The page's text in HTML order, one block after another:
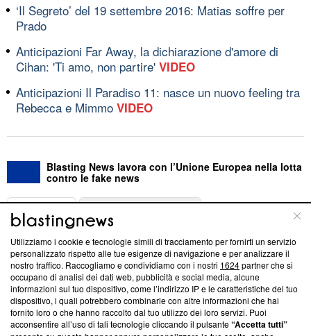
‘Il Segreto’ del 19 settembre 2016: Matias soffre per
Prado
Anticipazioni Far Away, la dichiarazione d'amore di
Cihan: 'Ti amo, non partire' VIDEO
Anticipazioni Il Paradiso 11: nasce un nuovo feeling tra
Rebecca e Mimmo VIDEO
Blasting News lavora con l’Unione Europea nella lotta
contro le fake news
ABOUT
Questa sezione offre informazioni trasparenti su Blasting
News, sui nostri processi editoriali e su come ci impegniamo a
creare news di qualità. Inoltre, afferma la nostra aderenza a
‘Trust Project - News with Integrity’Blasting News non è
ancora membro del programma, ma ha richiesto di farne
parte; Trust Project non ha ancora effettuato una verifica di
Utilizziamo i cookie e tecnologie simili di tracciamento per fornirti un servizio
personalizzato rispetto alle tue esigenze di navigazione e per analizzare il
nostro traffico. Raccogliamo e condividiamo con i nostri 1624partner che si
occupano di analisi dei dati web, pubblicità e social media, alcune
informazioni sul tuo dispositivo, come l’indirizzo IP e le caratteristiche del tuo
dispositivo, i quali potrebbero combinarle con altre informazioni che hai
fornito loro o che hanno raccolto dal tuo utilizzo dei loro servizi. Puoi
acconsentire all’uso di tali tecnologie cliccando il pulsante“Accetta tutti”